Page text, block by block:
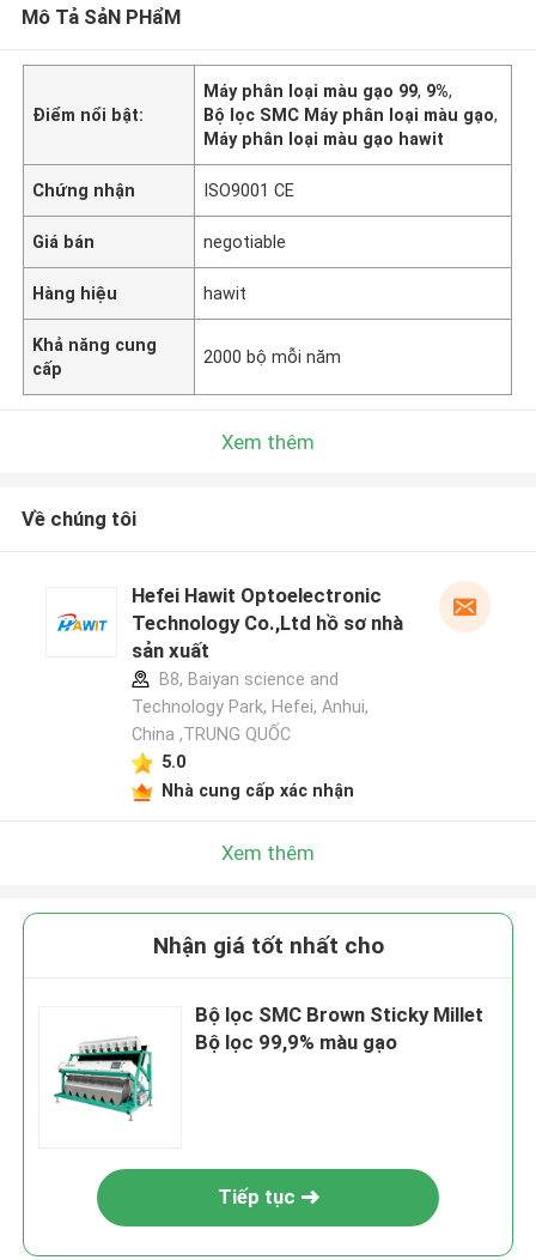
Mô Tả SảN PHẩM
Điểm nổi bật:
Máy phân loại màu gạo 99, 9%,
Bộ lọc SMC Máy phân loại màu gạo,
Máy phân loại màu gạo hawit
Chứng nhận ISO9001 CE
Giá bán negotiable
Hàng hiệu hawit
Khả năng cung
cấp
2000 bộ mỗi năm
Xem thêm
Về chúng tôi
Hefei Hawit Optoelectronic
Technology Co.,Ltd hồ sơ nhà
sản xuất
B8, Baiyan science and
Technology Park, Hefei, Anhui,
China ,TRUNG QUỐC
5.0
Nhà cung cấp xác nhận
Xem thêm
Nhận giá tốt nhất cho
Bộ lọc SMC Brown Sticky Millet
Bộ lọc 99,9% màu gạo
Tiếp tục